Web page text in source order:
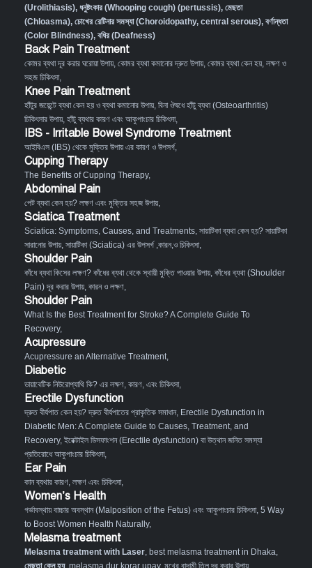
(Urolithiasis), ধনুষ্টংকার (Whooping cough) (pertussis), মেছতা
(Chloasma), চোখের রেটিনার সমস্যা (Choroidopathy, central serous), বর্ণান্ধতা
(Color Blindness), বধির (Deafness)
Back Pain Treatment
কোমর ব্যথা দূর করার ঘরোয়া উপায়, কোমর ব্যথা কমানোর দ্রুত উপায়, কোমর ব্যথা কেন হয়, লক্ষণ ও
সহজ চিকিৎসা,
Knee Pain Treatment
হাঁটুর জয়েন্টে ব্যথা কেন হয় ও ব্যথা কমানোর উপায়, বিনা ঔষধে হাঁটু ব্যথা (Osteoarthritis)
চিকিৎসার উপায়, হাঁটু ব্যথার কারণ এবং আকুপাংচার চিকিৎসা,
IBS - Irritable Bowel Syndrome Treatment
আইবিএস (IBS) থেকে মুক্তির উপায় এর কারণ ও উপসর্গ,
Cupping Therapy
The Benefits of Cupping Therapy,
Abdominal Pain
পেট ব্যথা কেন হয়? লক্ষণ এবং মুক্তির সহজ উপায়,
Sciatica Treatment
Sciatica: Symptoms, Causes, and Treatments, সায়াটিকা ব্যথা কেন হয়? সায়াটিকা
সারানোর উপায়, সায়াটিকা (Sciatica) এর উপসর্গ ,কারন,ও চিকিৎসা,
Shoulder Pain
কাঁধে ব্যথা কিসের লক্ষণ? কাঁধের ব্যথা থেকে স্থায়ী মুক্তি পাওয়ার উপায়, কাঁধের ব্যথা (Shoulder
Pain) দূর করার উপায়, কারন ও লক্ষণ,
Shoulder Pain
What Is the Best Treatment for Stroke? A Complete Guide To
Recovery,
Acupressure
Acupressure an Alternative Treatment,
Diabetic
ডায়াবেটিক নিউরোপ্যাথি কি? এর লক্ষণ, কারণ, এবং চিকিৎসা,
Erectile Dysfunction
দ্রুত বীর্যপাত কেন হয়? দ্রুত বীর্যপাতের প্রাকৃতিক সমাধান, Erectile Dysfunction in
Diabetic Men: A Complete Guide to Causes, Treatment, and
Recovery, ইরেক্টাইল ডিসফাংশন (Erectile dysfunction) বা উত্থান জনিত সমস্যা
প্রতিরোধে আকুপাংচার চিকিৎসা,
Ear Pain
কান ব্যথার কারণ, লক্ষণ এবং চিকিৎসা,
Women’s Health
গর্ভাবস্থায় বাচ্চার অবস্থান (Malposition of the Fetus) এবং আকুপাংচার চিকিৎসা, 5 Way
to Boost Women Health Naturally,
Melasma treatment
Melasma treatment with Laser, best melasma treatment in Dhaka,